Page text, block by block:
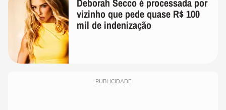
Deborah Secco é processada por
vizinho que pede quase R$ 100
mil de indenização
PUBLICIDADE